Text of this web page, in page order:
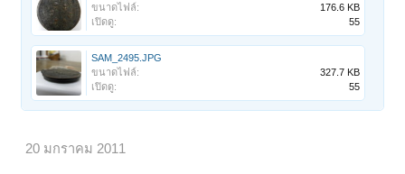
ขนาดไฟล์:
176.6 KB
เปิดดู:
55
SAM_2495.JPG
ขนาดไฟล์:
327.7 KB
เปิดดู:
55
20 มกราคม 2011